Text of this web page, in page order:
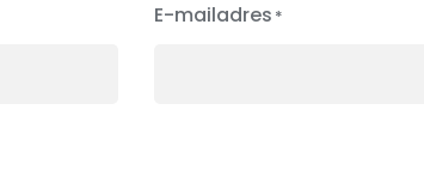
E-mailadres